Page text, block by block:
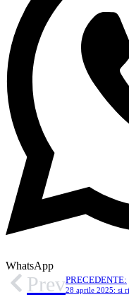
WhatsApp
PrevPRECEDENTE: